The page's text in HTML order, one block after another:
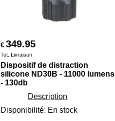
€349.95
Tot. Livraison
Dispositif de distraction
silicone ND30B - 11000 lumens
- 130db
Description
Disponibilité: En stock